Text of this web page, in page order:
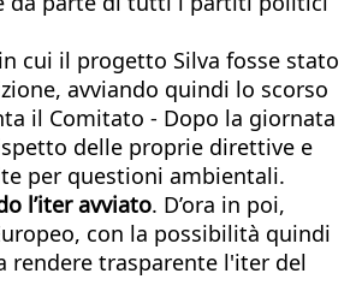
cui il progetto Silva fosse stato
avviando quindi lo scorso
il Comitato - Dopo la giornata
delle proprie direttive e
per questioni ambientali.
l’iter avviato. D’ora in poi,
con la possibilità quindi
rendere trasparente l'iter del